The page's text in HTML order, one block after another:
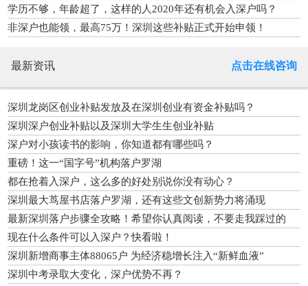
学历不够，年龄超了，这样的人2020年还有机会入深户吗？
非深户也能领，最高75万！深圳这些补贴正式开始申领！
最新资讯 点击在线咨询
深圳龙岗区创业补贴发放及在深圳创业有资金补贴吗？
深圳深户创业补贴以及深圳大学生生创业补贴
深户对小孩读书的影响，你知道都有哪些吗？
重磅！这一“国字号”机构落户罗湖
都在抢着入深户，这么多的好处别说你没有动心？
深圳最大茑屋书店落户罗湖，还有这些文创新势力将涌现
最新深圳落户步骤全攻略！希望你认真阅读，不要走我踩过的
坑！
现在什么条件可以入深户？快看啦！
深圳新增商事主体88065户 为经济稳增长注入“新鲜血液”
深圳中考录取大变化，深户优势不再？